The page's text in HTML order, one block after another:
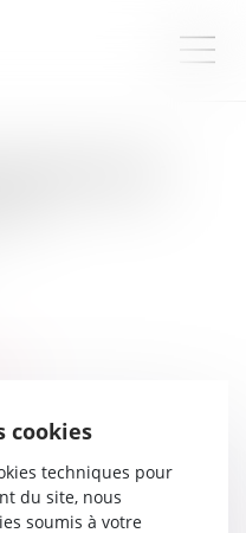
cookies
techniques pour
du site, nous
soumis à votre